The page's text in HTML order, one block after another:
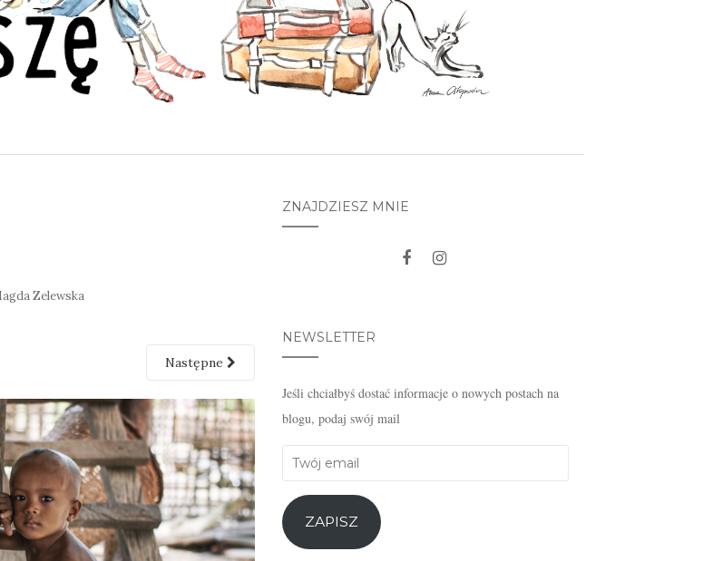
Zelewska
Następne
ZNAJDZIESZ MNIE
NEWSLETTER
Jeśli chciałbyś dostać informacje o nowych postach na
blogu, podaj swój mail
Twój
ZAPISZ